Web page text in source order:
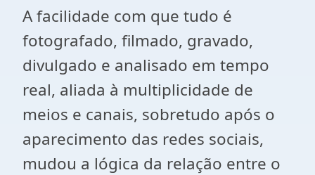
A facilidade com que tudo é
fotografado, filmado, gravado,
divulgado e analisado em tempo
real, aliada à multiplicidade de
meios e canais, sobretudo após o
aparecimento das redes sociais,
mudou a lógica da relação entre o